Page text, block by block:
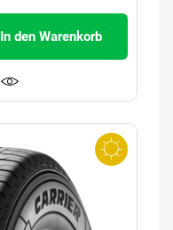
In den Warenkorb